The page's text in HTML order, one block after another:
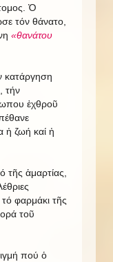
Ὁ
τόν θάνατο,
«θανάτου
κατάργηση
τήν
ἐχθροῦ
ἡ ζωή καί ἡ
ἁμαρτίας,
φαρμάκι τῆς
τοῦ
πού ὁ